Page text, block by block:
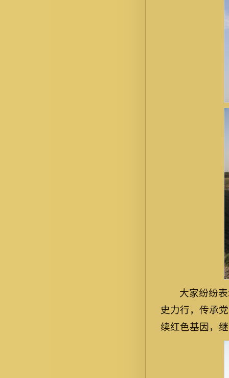
大家纷纷
史力行，传承
续红色基因，